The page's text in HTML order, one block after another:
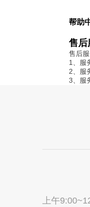
帮助
售后
售后
1、服
2、服
3、服
上午